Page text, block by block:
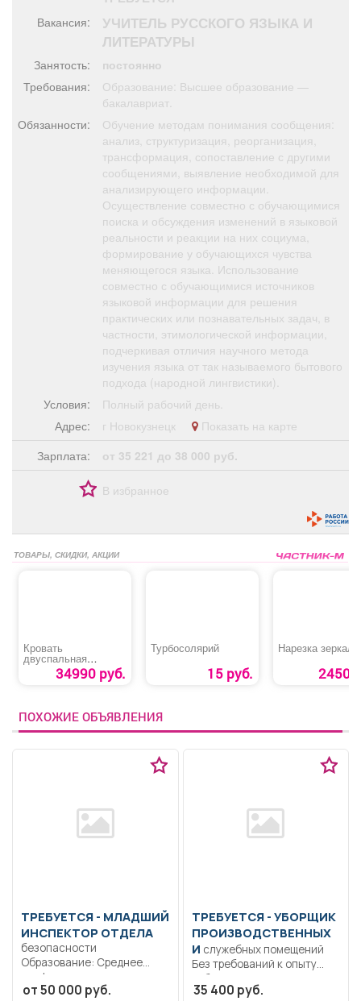
Поздравления
Я - пенсионер
Вакансия:
УЧИТЕЛЬ РУССКОГО ЯЗЫКА И
ЛИТЕРАТУРЫ
Занятость:
постоянно
Требования:
Образование: Высшее образование —
бакалавриат.
Обязанности:
Обучение методам понимания сообщения:
анализ, структуризация, реорганизация,
трансформация, сопоставление с другими
сообщениями, выявление необходимой для
анализирующего информации.
Осуществление совместно с обучающимися
поиска и обсуждения изменений в языковой
реальности и реакции на них социума,
формирование у обучающихся чувства
меняющегося языка. Использование
совместно с обучающимися источников
языковой информации для решения
практических или познавательных задач, в
частности, этимологической информации,
подчеркивая отличия научного метода
изучения языка от так называемого бытового
подхода (народной лингвистики).
Условия:
Полный рабочий день.
Адрес:
г Новокузнецк
Показать на карте
Зарплата:
от 35 221 до 38 000 руб.
В избранное
ТОВАРЫ, СКИДКИ, АКЦИИ
Кровать
двуспальная
«Дольче»34990 руб.
Турбосолярий
15 руб.
Нарезка зеркал
2450
ПОХОЖИЕ ОБЪЯВЛЕНИЯ
ТРЕБУЕТСЯ - МЛАДШИЙ
ИНСПЕКТОР ОТДЕЛА
безопасности
Образование: Среднее
профессиональное..
Охранна спецконтингента,
от 50 000 руб.
ТРЕБУЕТСЯ - УБОРЩИК
ПРОИЗВОДСТВЕННЫХ
И служебных помещений
Без требований к опыту
работы и уровню
образования,...
35 400 руб.